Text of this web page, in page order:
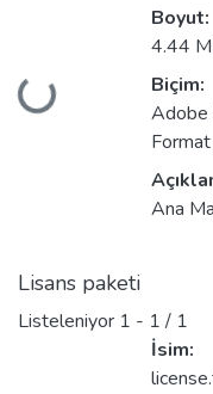
Yükleniyor...
Boyut:
4.44
Biçim:
Adobe
Format
Ana
Lisans paketi
Listeleniyor 1 - 1 / 1
İsim: